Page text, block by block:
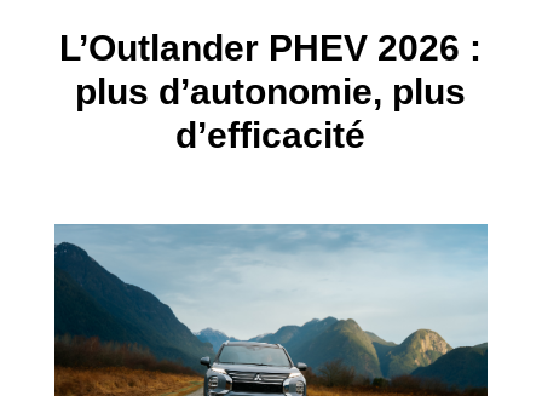
L’Outlander PHEV 2026 :
plus d’autonomie, plus
d’efficacité